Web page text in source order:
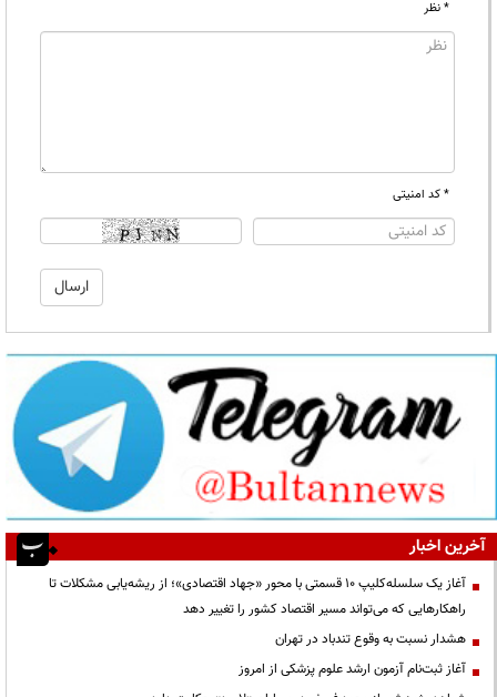
* نظر
* کد امنیتی
آخرین اخبار
آغاز یک سلسله‌کلیپ ۱۰ قسمتی با محور «جهاد اقتصادی»؛ از ریشه‌یابی مشکلات تا
راهکارهایی که می‌تواند مسیر اقتصاد کشور را تغییر دهد
هشدار نسبت به وقوع تندباد در تهران
آغاز ثبت‌نام آزمون ارشد علوم پزشکی از امروز